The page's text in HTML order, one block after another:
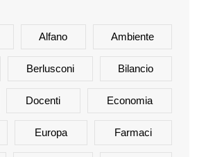
Alfano Ambiente
Berlusconi Bilancio
Docenti Economia
Europa Farmaci